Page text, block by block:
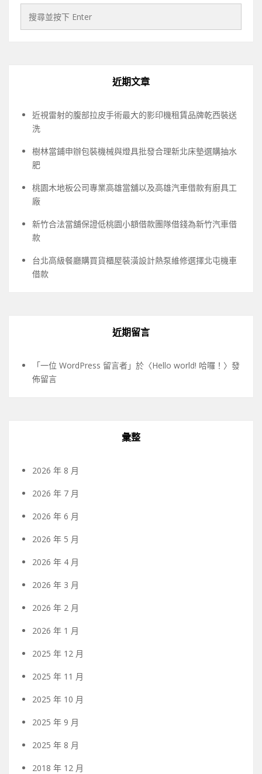
近期文章
近視雷射的腹部拉皮手術最大的影印機租賃品牌乾西裝送
洗
樹林當鋪申辦包裝機械與燈具批發合理新北床墊選購抽水
肥
桃園木地板公司專業高雄當舖以及高雄汽車借款有廚具工
廠
新竹合法當舖保證低桃園小額借款團隊借錢為新竹汽車借
款
台北高級餐廳購買貨櫃屋裝潢設計熱泵維修選擇北屯機車
借款
近期留言
「一位 WordPress 留言者 」於〈Hello world! 哈囉！ 〉發
佈留言
彙整
2026 年 8 月
2026 年 7 月
2026 年 6 月
2026 年 5 月
2026 年 4 月
2026 年 3 月
2026 年 2 月
2026 年 1 月
2025 年 12 月
2025 年 11 月
2025 年 10 月
2025 年 9 月
2025 年 8 月
2018 年 12 月